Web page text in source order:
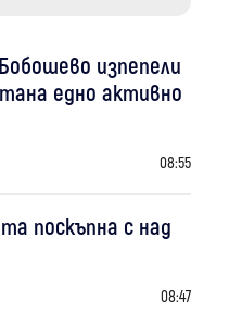
изпепели
едно активно
08:55
поскъпна с над
08:47